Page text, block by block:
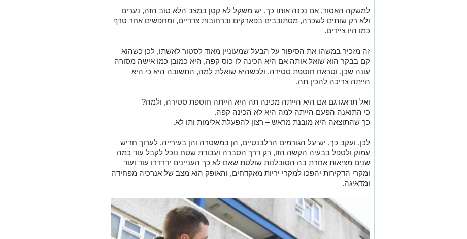
למשקה האסור, אם נכנה אותו כך, יש משקל לא קטן במצב הלא טוב הזה, נערים
ולא רק שותים לשכרה, מסתובבים בפארקים וברחובות צדדיים, ומחפשים אחר טרף
כמו היו ציידים.
זה מזכיר במשהו את הסיפור על הבעל שמעוניין מאוד לסטור לאשתו, לכן כשהוא
קם בבקר הוא שואל אותה אם היא הכינה לו כוס קפה, היא כמובן כמו אישה מסורה
עונה שכן, וטראח חוטפת סטירה, ולכשהיא שואלת למה, התשובה היא כי היא
הייתה צריכה להכין תה.
ואל תדאגו גם אם היא הייתה מכינה תה היא הייתה חוטפת סטירה, ולמה?
כי התואנה הפעם הייתה למה היא לא הכינה קפה.
כך שהתוצאה היא מובנת מראש – רצון להפעלת אלימות ותו לא.
לכן, ועקב כך, יש על הגורמים הרלבנטיים, הן במשטרה והן בעירייה, לערוך חריש
עמוק ולטפל בבעיה הקשה הזו, רק דרך הסברה ועבודת שטח נוכל לקבל עוד כמה
שנים מציאות אחרת בה הסובלנות שולטת שאם לא כך העניינים ידרדרו עוד ועוד
ומקרי הדקירות יהפכו למקרי יריות מאקדחים, והאופק הוא מצב של אנרכיה מפחידה
ומדאיגה.